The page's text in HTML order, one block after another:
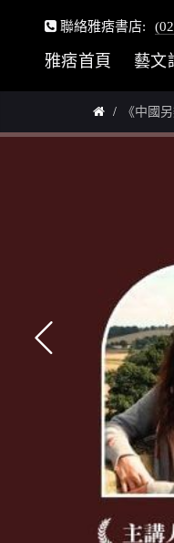
聯絡雅痞書店:
雅痞首頁 藝文
《中國